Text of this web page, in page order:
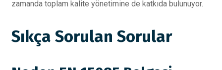
zamanda toplam kalite yönetimine de katkıda bulunuyor.
Sıkça Sorulan Sorular